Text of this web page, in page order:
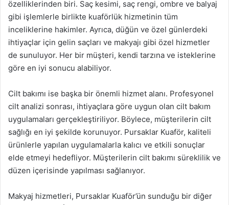
özelliklerinden biri. Saç kesimi, saç rengi, ombre ve balyaj
gibi işlemlerle birlikte kuaförlük hizmetinin tüm
inceliklerine hakimler. Ayrıca, düğün ve özel günlerdeki
ihtiyaçlar için gelin saçları ve makyajı gibi özel hizmetler
de sunuluyor. Her bir müşteri, kendi tarzına ve isteklerine
göre en iyi sonucu alabiliyor.
Cilt bakımı ise başka bir önemli hizmet alanı. Profesyonel
cilt analizi sonrası, ihtiyaçlara göre uygun olan cilt bakım
uygulamaları gerçekleştiriliyor. Böylece, müşterilerin cilt
sağlığı en iyi şekilde korunuyor. Pursaklar Kuaför, kaliteli
ürünlerle yapılan uygulamalarla kalıcı ve etkili sonuçlar
elde etmeyi hedefliyor. Müşterilerin cilt bakımı süreklilik ve
düzen içerisinde yapılması sağlanıyor.
Makyaj hizmetleri, Pursaklar Kuaför’ün sunduğu bir diğer